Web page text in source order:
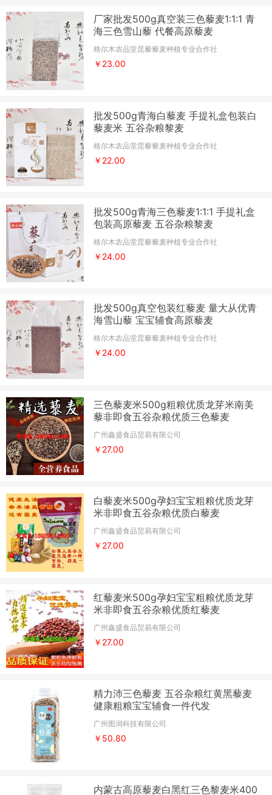
厂家批发500g真空装三色藜麦1:1:1 青
海三色雪山藜 代餐高原藜麦
格尔木农品堂昆藜藜麦种植专业合作社
￥23.00
批发500g青海白藜麦 手提礼盒包装白
藜麦米 五谷杂粮黎麦
格尔木农品堂昆藜藜麦种植专业合作社
￥22.00
批发500g青海三色藜麦1:1:1 手提礼盒
包装高原藜麦 五谷杂粮黎麦
格尔木农品堂昆藜藜麦种植专业合作社
￥24.00
批发500g真空包装红藜麦 量大从优青
海雪山藜 宝宝辅食高原藜麦
格尔木农品堂昆藜藜麦种植专业合作社
￥24.00
三色藜麦米500g粗粮优质龙芽米南美
藜非即食五谷杂粮优质三色藜麦
广州鑫盛食品贸易有限公司
￥27.00
白藜麦米500g孕妇宝宝粗粮优质龙芽
米非即食五谷杂粮优质白藜麦
广州鑫盛食品贸易有限公司
￥27.00
红藜麦米500g孕妇宝宝粗粮优质龙芽
米非即食五谷杂粮优质红藜麦
广州鑫盛食品贸易有限公司
￥27.00
精力沛三色藜麦 五谷杂粮红黄黑藜麦
健康粗粮宝宝辅食一件代发
广州图润科技有限公司
￥50.80
内蒙古高原藜麦白黑红三色黎麦米400